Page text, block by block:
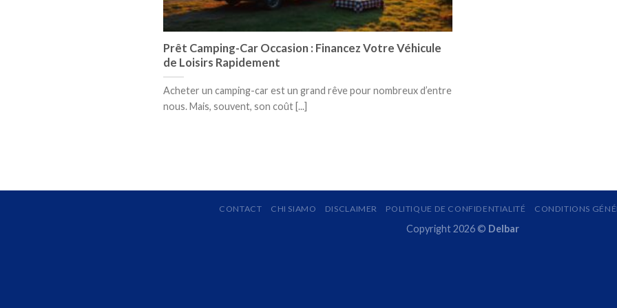
Prêt Camping-Car Occasion : Financez Votre Véhicule
de Loisirs Rapidement
Acheter un camping-car est un grand rêve pour nombreux d’entre
nous. Mais, souvent, son coût [...]
CONTACT CHI SIAMO DISCLAIMER POLITIQUE DE CONFIDENTIALITÉ CONDITIONS
Copyright 2026 © Delbar